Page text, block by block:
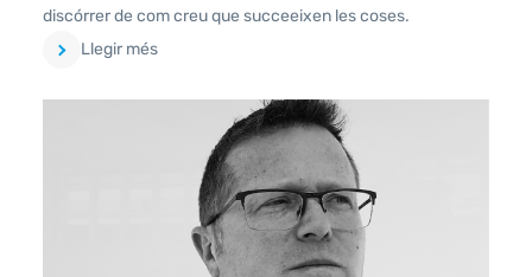
discórrer de com creu que succeeixen les coses.
Llegir més